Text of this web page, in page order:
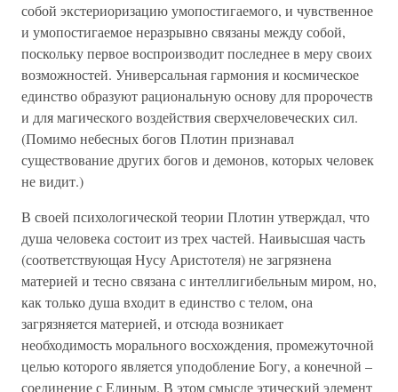
собой экстериоризацию умопостигаемого, и чувственное
и умопостигаемое неразрывно связаны между собой,
поскольку первое воспроизводит последнее в меру своих
возможностей. Универсальная гармония и космическое
единство образуют рациональную основу для пророчеств
и для магического воздействия сверхчеловеческих сил.
(Помимо небесных богов Плотин признавал
существование других богов и демонов, которых человек
не видит.)
В своей психологической теории Плотин утверждал, что
душа человека состоит из трех частей. Наивысшая часть
(соответствующая Нусу Аристотеля) не загрязнена
материей и тесно связана с интеллигибельным миром, но,
как только душа входит в единство с телом, она
загрязняется материей, и отсюда возникает
необходимость морального восхождения, промежуточной
целью которого является уподобление Богу, а конечной –
соединение с Единым. В этом смысле этический элемент